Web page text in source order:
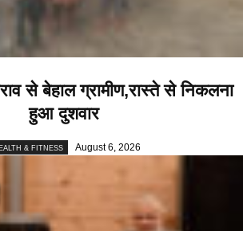
से बेहाल ग्रामीण,रास्ते से निकलना
हुआ दुशवार
& FITNESS August 6, 2026